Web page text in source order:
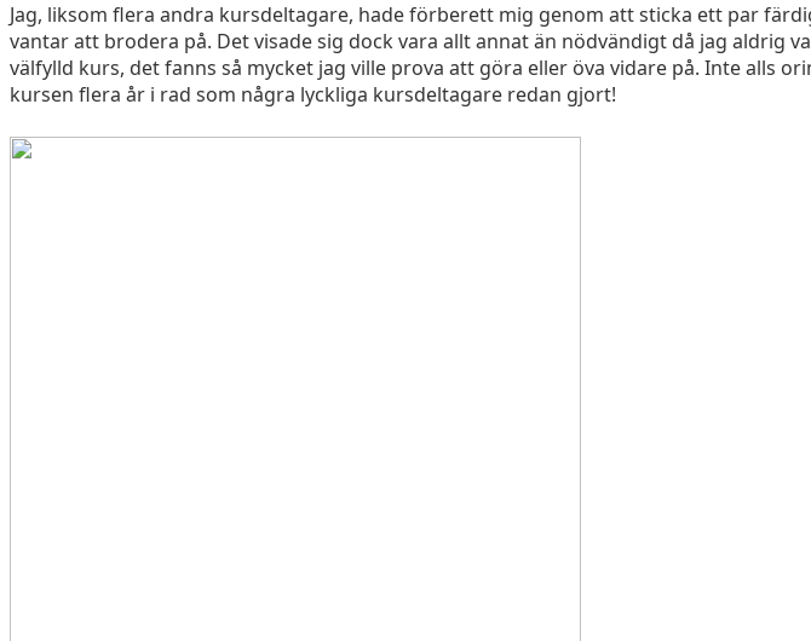
Jag, liksom flera andra kursdeltagare, hade förberett mig genom att sticka ett par
vantar att brodera på. Det visade sig dock vara allt annat än nödvändigt då jag aldrig
välfylld kurs, det fanns så mycket jag ville prova att göra eller öva vidare på. Inte alls
kursen flera år i rad som några lyckliga kursdeltagare redan gjort!